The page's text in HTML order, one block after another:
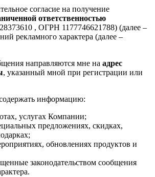
согласие на получение
ответственностью
, ОГРН 1177746621788) (далее –
рекламного характера (далее –
направляются мне на адрес
, указанный мной при регистрации или
информацию:
услугах Компании;
предложениях, скидках,
обновлениях продуктов и
законодательством сообщения